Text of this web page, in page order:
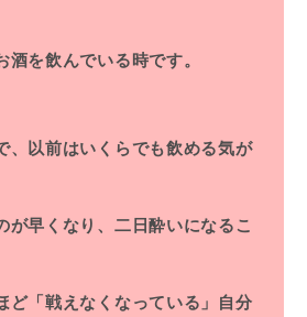
酒を飲んでいる時です。
、以前はいくらでも飲める気が
が早くなり、二日酔いになるこ
ど「戦えなくなっている」自分